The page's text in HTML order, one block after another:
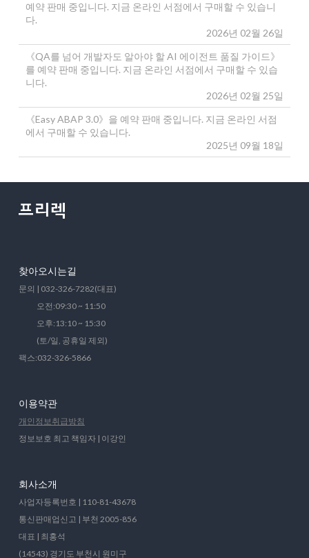
예약 판매 중입니다. 지금 온라인 서점에서 구매할 수 있습니
다.
2026년 02월 26일
《QA를 넘어 개발자도 알아야 할 AI 에이전트 품질 가이드》
를 예약 판매 중입니다. 지금 온라인 서점에서 구매할 수 있습
니다.
2026년 02월 25일
《Easy ABAP 3.0》을 예약 판매 중입니다. 지금 온라인 서점
에서 구매할 수 있습니다.
2025년 09월 18일
찾아오시는길
문의 | 032-326-7282(대표)
오전:09:30 ~ 11:50
오후:13:10 ~ 15:30
(토/일, 공휴일 제외)
팩스:032-326-5866
이용약관
개인정보취급방침
정보보호 최고 책임자 | 이강인
회사소개
사업자등록번호 | 110-81-43678
통신판매업신고 | 부천 2005-856
대표 | 최홍석
(14543) 경기도 부천시 원미구